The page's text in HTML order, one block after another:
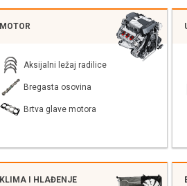
MOTOR
Aksijalni ležaj radilice
Bregasta osovina
Brtva glave motora
KLIMA I HLAĐENJE